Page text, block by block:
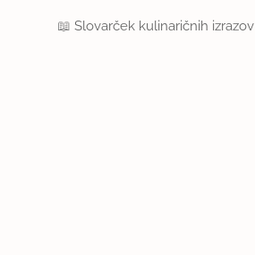
📖Slovarček kulinaričnih izrazov